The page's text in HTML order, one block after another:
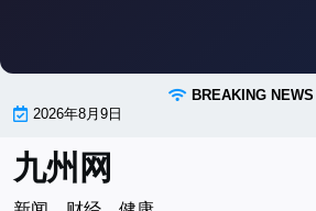
content
BREAKING NEWS
2026年8月9日
九州网